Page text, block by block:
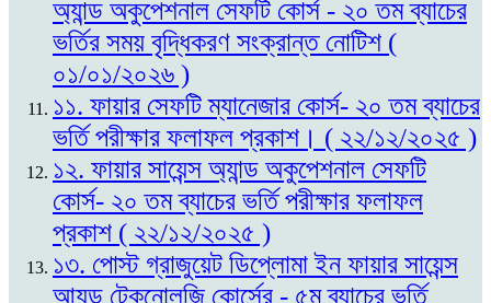
অ্যান্ড অকুপেশনাল সেফটি কোর্স - ২০ তম ব্যাচের
ভর্তির সময় বৃদ্ধিকরণ সংক্রান্ত নোটিশ (
০১/০১/২০২৬ )
১১. ফায়ার সেফটি ম্যানেজার কোর্স- ২০ তম ব্যাচের
ভর্তি পরীক্ষার ফলাফল প্রকাশ। ( ২২/১২/২০২৫ )
১২. ফায়ার সায়েন্স অ্যান্ড অকুপেশনাল সেফটি
কোর্স- ২০ তম ব্যাচের ভর্তি পরীক্ষার ফলাফল
প্রকাশ ( ২২/১২/২০২৫ )
১৩. পোস্ট গ্রাজুয়েট ডিপ্লোমা ইন ফায়ার সায়েন্স
আ্যন্ড টেকনোলজি কোর্সের - ৫ম ব্যাচের ভর্তি